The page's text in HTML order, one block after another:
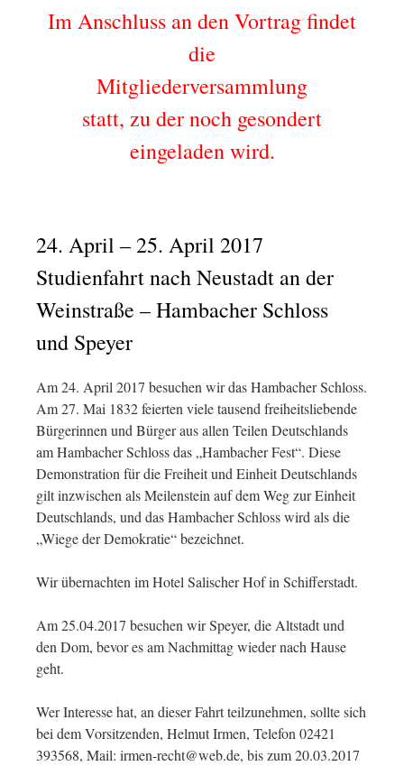
Im Anschluss an den Vortrag findet
die
Mitgliederversammlung
statt, zu der noch gesondert
eingeladen wird.
24. April – 25. April 2017
Studienfahrt nach Neustadt an der
Weinstraße – Hambacher Schloss
und Speyer
Am 24. April 2017 besuchen wir das Hambacher Schloss.
Am 27. Mai 1832 feierten viele tausend freiheitsliebende
Bürgerinnen und Bürger aus allen Teilen Deutschlands
am Hambacher Schloss das „Hambacher Fest“. Diese
Demonstration für die Freiheit und Einheit Deutschlands
gilt inzwischen als Meilenstein auf dem Weg zur Einheit
Deutschlands, und das Hambacher Schloss wird als die
„Wiege der Demokratie“ bezeichnet.
Wir übernachten im Hotel Salischer Hof in Schifferstadt.
Am 25.04.2017 besuchen wir Speyer, die Altstadt und
den Dom, bevor es am Nachmittag wieder nach Hause
geht.
Wer Interesse hat, an dieser Fahrt teilzunehmen, sollte sich
bei dem Vorsitzenden, Helmut Irmen, Telefon 02421
393568, Mail: irmen-recht@web.de, bis zum 20.03.2017